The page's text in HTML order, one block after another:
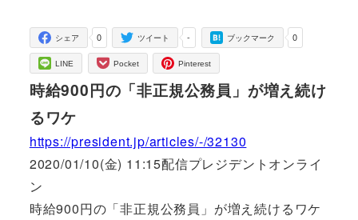
0
シェア -
ツイート 0
ブックマーク
LINE Pocket Pinterest
時給900円の「非正規公務員」が増え続け
るワケ
https://president.jp/articles/-/32130
2020/01/10(金) 11:15配信プレジデントオンライ
ン
時給900円の「非正規公務員」が増え続けるワケ